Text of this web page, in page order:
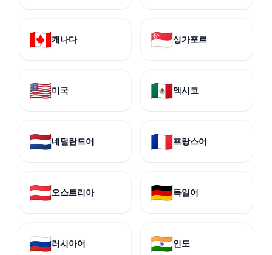
🇨🇦캐나다 🇸🇬싱가포르
🇺🇸미국 🇲🇽멕시코
🇳🇱네덜란드어 🇫🇷프랑스어
🇦🇹오스트리아 🇩🇪독일어
🇷🇺러시아어 🇮🇳인도